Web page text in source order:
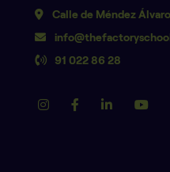
Calle de Méndez
91 022 86 28